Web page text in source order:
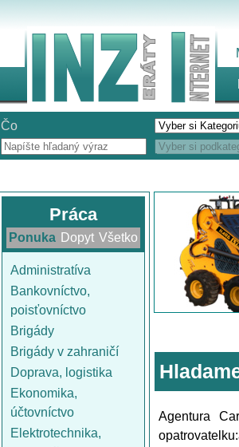
Čo
Práca
Ponuka Dopyt Všetko
Administratíva
Bankovníctvo,
poisťovníctvo
Brigády
Brigády v zahraničí
Doprava, logistika
Ekonomika,
účtovníctvo
Elektrotechnika,
Agentura